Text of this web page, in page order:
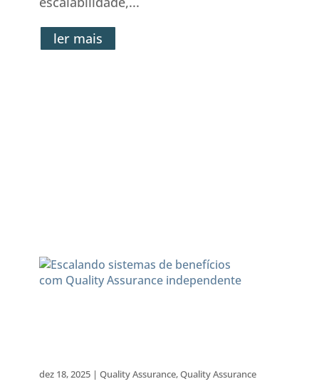
ler mais
dez 18, 2025| Quality Assurance,Quality Assurance